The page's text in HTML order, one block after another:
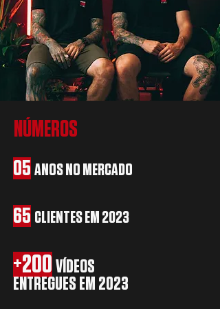
NÚMEROS
05 ANOS NO MERCADO
65 CLIENTES EM 2023
+200 VÍDEOS
ENTREGUES EM 2023